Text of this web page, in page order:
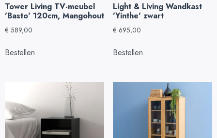
Tower Living TV-meubel
'Basto' 120cm, Mangohout
€ 589,00
Bestellen
Light & Living Wandkast
'Yinthe' zwart
€ 695,00
Bestellen